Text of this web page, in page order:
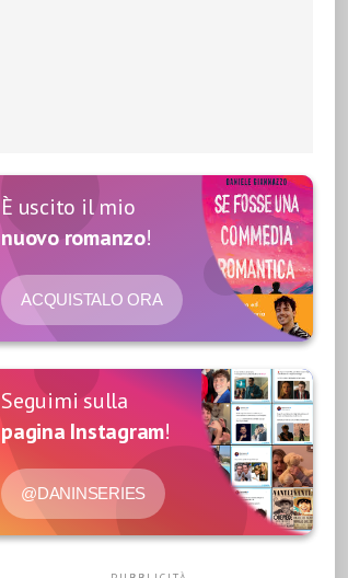
È uscito il mio
nuovo romanzo!
ACQUISTALO ORA
Seguimi sulla
pagina Instagram!
@DANINSERIES